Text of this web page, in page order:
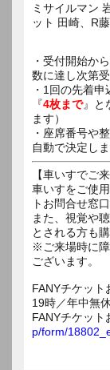
ミサイルマン
ット 田崎、R
・受付開始か
数に達し次第
・1回の先着
『4枚まで』と
ます）
・座席番号や
自動で決定しま
【車いすでご
車いすをご使
トお問合せ窓
また、視覚や
とされる方も
※ご来場時に
ございます。
FANYチケッ
19時／年中無休
FANYチケッ
p/form/